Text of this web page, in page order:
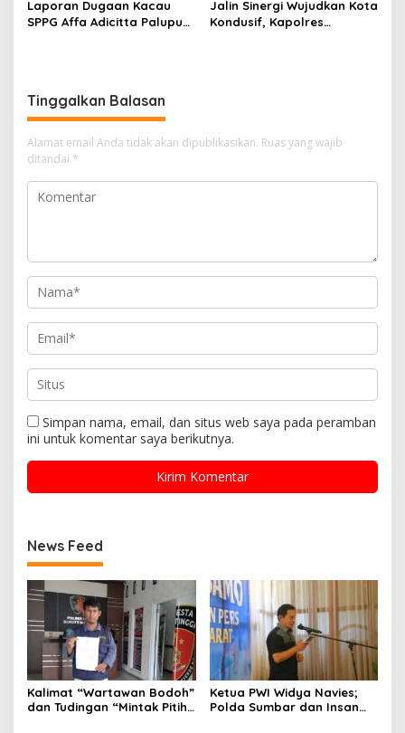
Laporan Dugaan Kacau
SPPG Affa Adicitta Palupuh
Jalin Sinergi Wujudkan Kota
Kondusif, Kapolres
Tinggalkan Balasan
Alamat email Anda tidak akan dipublikasikan. Ruas yang wajib
ditandai *
Simpan nama, email, dan situs web saya pada peramban
ini untuk komentar saya berikutnya.
News Feed
Kalimat “Wartawan Bodoh”
dan Tudingan “Mintak Pitih”
Ketua PWI Widya Navies;
Polda Sumbar dan Insan